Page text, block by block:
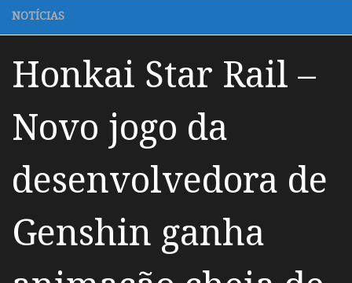
NOTÍCIAS
Honkai Star Rail –
Novo jogo da
desenvolvedora de
Genshin ganha